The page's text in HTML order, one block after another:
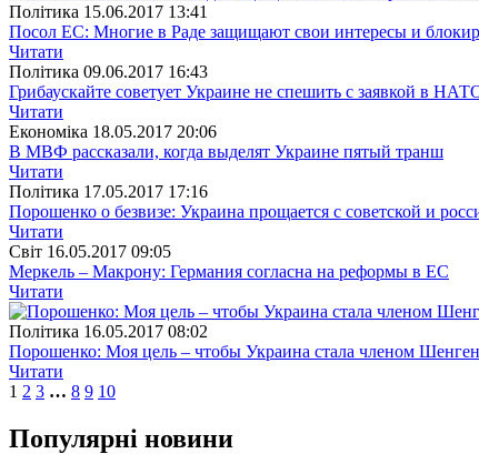
Полiтика 15.06.2017 13:41
Посол ЕС: Многие в Раде защищают свои интересы и
Читати
Полiтика 09.06.2017 16:43
Грибаускайте советует Украине не спешить с заявкой в
Читати
Економіка 18.05.2017 20:06
В МВФ рассказали, когда выделят Украине пятый транш
Читати
Полiтика 17.05.2017 17:16
Порошенко о безвизе: Украина прощается с советской и
Читати
Свiт 16.05.2017 09:05
Меркель – Макрону: Германия согласна на реформы в ЕС
Читати
Полiтика 16.05.2017 08:02
Порошенко: Моя цель – чтобы Украина стала членом
Читати
1 2 3 … 8 9 10
Популярнi новини